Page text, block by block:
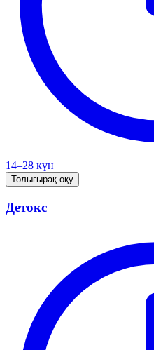
14–28 күн
Толығырақ оқу
Детокс